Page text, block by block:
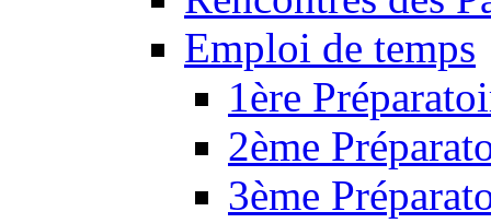
Emploi de temps
1ère
2ème
3ème